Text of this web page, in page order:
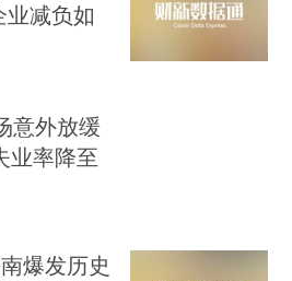
减负如
意外放缓
业率降至
爆发历史